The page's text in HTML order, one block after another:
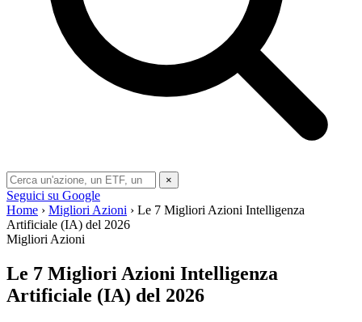
×
Seguici su Google
Home › Migliori Azioni › Le 7 Migliori Azioni Intelligenza
Artificiale (IA) del 2026
Migliori Azioni
Le 7 Migliori Azioni Intelligenza
Artificiale (IA) del 2026